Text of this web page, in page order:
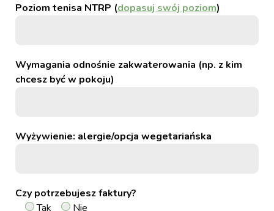
Poziom tenisa NTRP (dopasuj swój poziom)
Wymagania odnośnie zakwaterowania (np. z kim
chcesz być w pokoju)
Wyżywienie: alergie/opcja wegetariańska
Czy potrzebujesz faktury?
Tak
Nie